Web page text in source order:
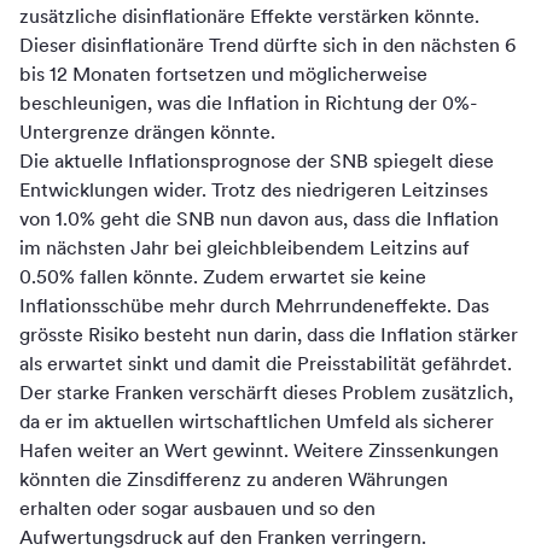
zusätzliche disinflationäre Effekte verstärken könnte.
Dieser disinflationäre Trend dürfte sich in den nächsten 6
bis 12 Monaten fortsetzen und möglicherweise
beschleunigen, was die Inflation in Richtung der 0%-
Untergrenze drängen könnte.
Die aktuelle Inflationsprognose der SNB spiegelt diese
Entwicklungen wider. Trotz des niedrigeren Leitzinses
von 1.0% geht die SNB nun davon aus, dass die Inflation
im nächsten Jahr bei gleichbleibendem Leitzins auf
0.50% fallen könnte. Zudem erwartet sie keine
Inflationsschübe mehr durch Mehrrundeneffekte. Das
grösste Risiko besteht nun darin, dass die Inflation stärker
als erwartet sinkt und damit die Preisstabilität gefährdet.
Der starke Franken verschärft dieses Problem zusätzlich,
da er im aktuellen wirtschaftlichen Umfeld als sicherer
Hafen weiter an Wert gewinnt. Weitere Zinssenkungen
könnten die Zinsdifferenz zu anderen Währungen
erhalten oder sogar ausbauen und so den
Aufwertungsdruck auf den Franken verringern.